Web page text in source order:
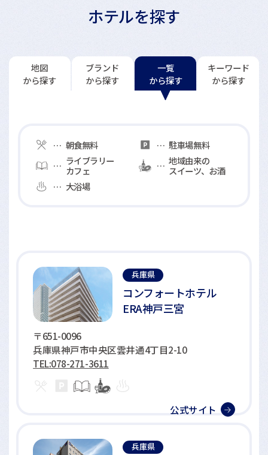
ホテルを探す
地図
から探す
ブランド
から探す
一覧
から探す
キーワード
から探す
朝食無料
駐車場無料
ライブラリー
カフェ
地域由来の
スイーツ、お酒
大浴場
兵庫県
コンフォートホテル
ERA神戸三宮
〒651-0096
兵庫県神戸市中央区雲井通4丁目2-10
TEL:078-271-3611
公式サイト
兵庫県